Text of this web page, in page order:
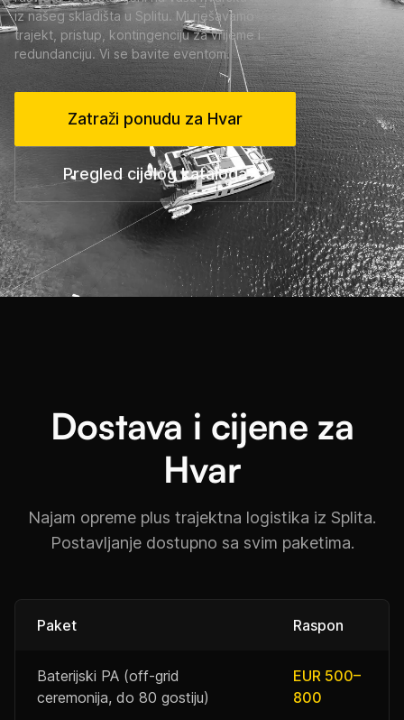
iz našeg skladišta u Splitu. Mi rješavamo
trajekt, pristup, kontingenciju za vrijeme i
redundanciju. Vi se bavite eventom.
Zatraži ponudu za Hvar
Pregled cijelog kataloga
Dostava i cijene za
Hvar
Najam opreme plus trajektna logistika iz Splita.
Postavljanje dostupno sa svim paketima.
Paket Raspon
Baterijski PA (off-grid
ceremonija, do 80 gostiju)
EUR 500–
800